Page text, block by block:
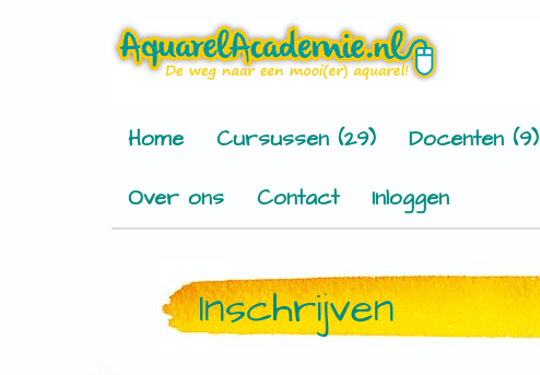
Home Cursussen (29) Docenten (9)
Over ons
Contact Inloggen
Inschrijven